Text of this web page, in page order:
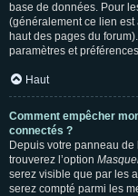
base de données. Pour
(généralement ce lien est
haut des pages du
paramètres et
Haut
Comment empêcher
connectés ?
Depuis votre panneau de
trouverez l’option
serez visible que par les
serez compté parmi les